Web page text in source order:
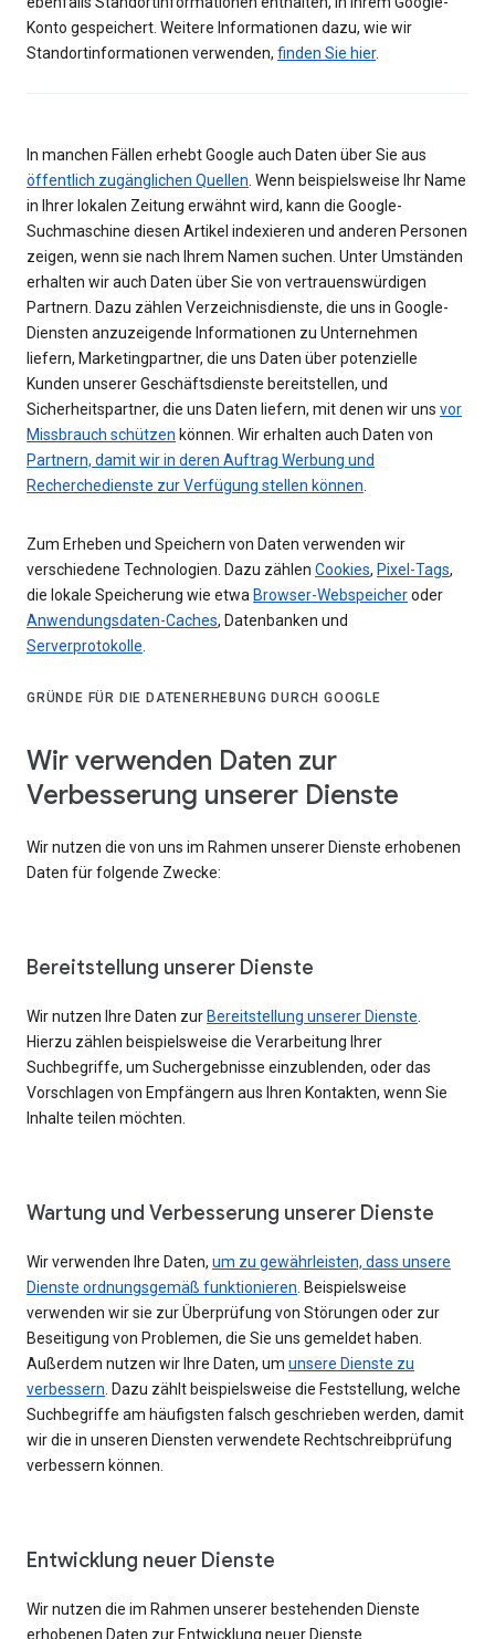
Konto gespeichert. Weitere Informationen dazu, wie wir
Standortinformationen verwenden, finden Sie hier.
In manchen Fällen erhebt Google auch Daten über Sie aus
öffentlich zugänglichen Quellen. Wenn beispielsweise Ihr Name
in Ihrer lokalen Zeitung erwähnt wird, kann die Google-
Suchmaschine diesen Artikel indexieren und anderen Personen
zeigen, wenn sie nach Ihrem Namen suchen. Unter Umständen
erhalten wir auch Daten über Sie von vertrauenswürdigen
Partnern. Dazu zählen Verzeichnisdienste, die uns in Google-
Diensten anzuzeigende Informationen zu Unternehmen
liefern, Marketingpartner, die uns Daten über potenzielle
Kunden unserer Geschäftsdienste bereitstellen, und
Sicherheitspartner, die uns Daten liefern, mit denen wir uns vor
Missbrauch schützen können. Wir erhalten auch Daten von
Partnern, damit wir in deren Auftrag Werbung und
Recherchedienste zur Verfügung stellen können.
Zum Erheben und Speichern von Daten verwenden wir
verschiedene Technologien. Dazu zählen Cookies, Pixel-Tags,
die lokale Speicherung wie etwa Browser-Webspeicheroder
Anwendungsdaten-Caches, Datenbanken und
Serverprotokolle.
GRÜNDE FÜR DIE DATENERHEBUNG DURCH GOOGLE
Wir verwenden Daten zur
Verbesserung unserer Dienste
Wir nutzen die von uns im Rahmen unserer Dienste erhobenen
Daten für folgende Zwecke:
Bereitstellung unserer Dienste
Wir nutzen Ihre Daten zur Bereitstellung unserer Dienste
Hierzu zählen beispielsweise die Verarbeitung Ihrer
Suchbegriffe, um Suchergebnisse einzublenden, oder das
Vorschlagen von Empfängern aus Ihren Kontakten, wenn Sie
Inhalte teilen möchten.
Wartung und Verbesserung unserer Dienste
Wir verwenden Ihre Daten, um zu gewährleisten, dass unsere
Dienste ordnungsgemäß funktionieren . Beispielsweise
verwenden wir sie zur Überprüfung von Störungen oder zur
Beseitigung von Problemen, die Sie uns gemeldet haben.
Außerdem nutzen wir Ihre Daten, um unsere Dienste zu
verbessern . Dazu zählt beispielsweise die Feststellung, welche
Suchbegriffe am häufigsten falsch geschrieben werden, damit
wir die in unseren Diensten verwendete Rechtschreibprüfung
verbessern können.
Entwicklung neuer Dienste
Wir nutzen die im Rahmen unserer bestehenden Dienste
erhobenen Daten zur Entwicklung neuer Dienste.